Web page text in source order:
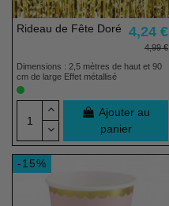
Rideau de Fête Doré 4,24 €
4,99 €
Dimensions : 2,5 mètres de haut et 90
cm de large Effet métallisé
Ajouter au
panier
-15%